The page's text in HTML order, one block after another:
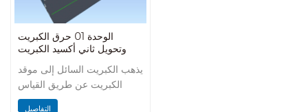
الوحدة 01 حرق الكبريت
وتحويل ثاني أكسيد الكبريت
يذهب الكبريت السائل إلى موقد
الكبريت عن طريق القياس
الدقيق ويشتعل بالكامل بالهواء
التفاصيل